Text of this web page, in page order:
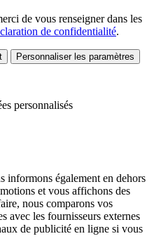
de vous renseigner dans les
de confidentialité.
Personnaliser les paramètres
personnalisés
informons également en dehors
et vous affichons des
nous comparons vos
avec les fournisseurs externes
de publicité en ligne si vous